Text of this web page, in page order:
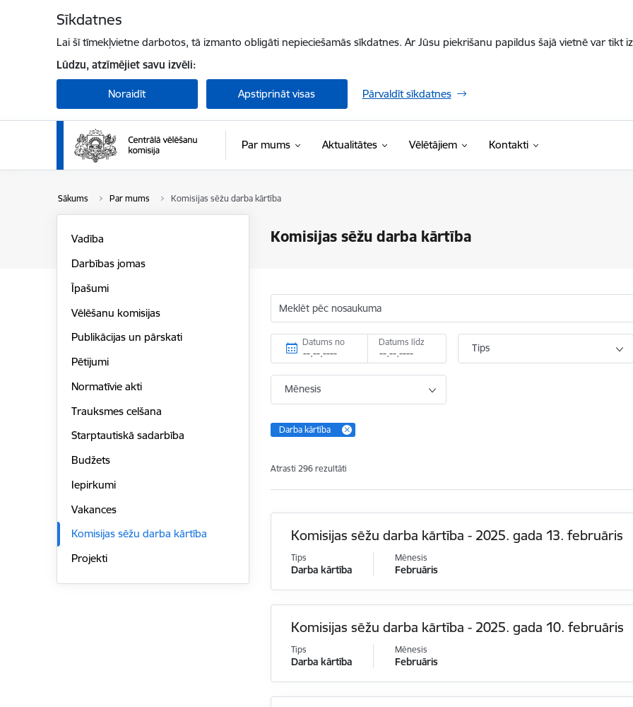
Sīkdatnes
Lai šī tīmekļvietne darbotos, tā izmanto obligāti nepieciešamās sīkdatnes. Ar Jūsu piekrišanu papildus šajā vietnē var tikt
Lūdzu, atzīmējiet savu izvēli:
Noraidīt Apstiprināt visas Pārvaldīt sīkdatnes
Par mums Aktualitātes Vēlētājiem Kontakti
Sākums Par mums Komisijas sēžu darba kārtība
Komisijas sēžu darba kārtība
Vadība
Darbības jomas
Īpašumi
Vēlēšanu komisijas
Publikācijas un pārskati
Pētijumi
Normatīvie akti
Trauksmes celšana
Starptautiskā sadarbība
Budžets
Iepirkumi
Vakances
Komisijas sēžu darba kārtība
Projekti
Meklēt pēc nosaukuma
Datums no Datums līdz Tips
Mēnesis
Darba kārtība
Atrasti 296 rezultāti
Komisijas sēžu darba kārtība - 2025. gada 13. februāris
Tips
Darba kārtība
Mēnesis
Februāris
Komisijas sēžu darba kārtība - 2025. gada 10. februāris
Tips
Darba kārtība
Mēnesis
Februāris